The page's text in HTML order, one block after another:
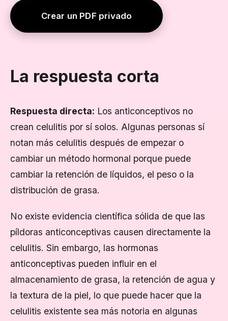
Crear un PDF privado
La respuesta corta
Respuesta directa: Los anticonceptivos no
crean celulitis por sí solos. Algunas personas sí
notan más celulitis después de empezar o
cambiar un método hormonal porque puede
cambiar la retención de líquidos, el peso o la
distribución de grasa.
No existe evidencia científica sólida de que las
píldoras anticonceptivas causen directamente la
celulitis. Sin embargo, las hormonas
anticonceptivas pueden influir en el
almacenamiento de grasa, la retención de agua y
la textura de la piel, lo que puede hacer que la
celulitis existente sea más notoria en algunas